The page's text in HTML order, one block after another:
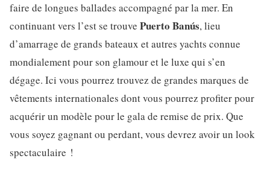
faire de longues ballades accompagné par la mer. En
continuant vers l’est se trouve Puerto Banús, lieu
d’amarrage de grands bateaux et autres yachts connue
mondialement pour son glamour et le luxe qui s’en
dégage. Ici vous pourrez trouvez de grandes marques de
vêtements internationales dont vous pourrez profiter pour
acquérir un modèle pour le gala de remise de prix. Que
vous soyez gagnant ou perdant, vous devrez avoir un look
spectaculaire !